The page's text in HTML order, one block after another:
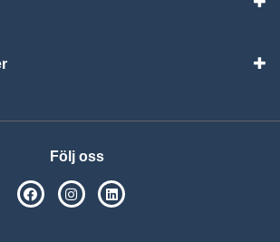
Följ oss
SPSM på Facebook
SPSM på Instagram